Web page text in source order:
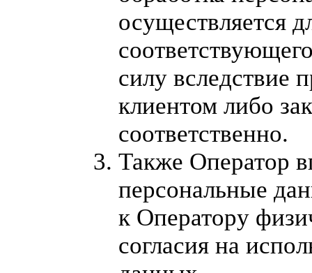
осуществляется
силу вследствие
клиентом либо
соответственно.
Также Оператор
персональные
к Оператору
согласия на